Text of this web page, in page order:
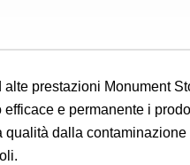
alte prestazioni Monument
efficace e permanente i
qualità dalla